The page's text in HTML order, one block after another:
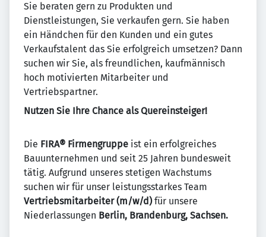
Sie beraten gern zu Produkten und
Dienstleistungen, Sie verkaufen gern. Sie haben
ein Händchen für den Kunden und ein gutes
Verkaufstalent das Sie erfolgreich umsetzen? Dann
suchen wir Sie, als freundlichen, kaufmännisch
hoch motivierten Mitarbeiter und
Vertriebspartner.
Nutzen Sie Ihre Chance als Quereinsteiger!
Die FIRA® Firmengruppe ist ein erfolgreiches
Bauunternehmen und seit 25 Jahren bundesweit
tätig. Aufgrund unseres stetigen Wachstums
suchen wir für unser leistungsstarkes Team
Vertriebsmitarbeiter (m/w/d)für unsere
Niederlassungen Berlin, Brandenburg, Sachsen.